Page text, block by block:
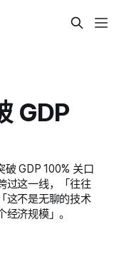
GDP
破 GDP 100% 关口
这一线，「往往
这不是无聊的技术
济规模」。